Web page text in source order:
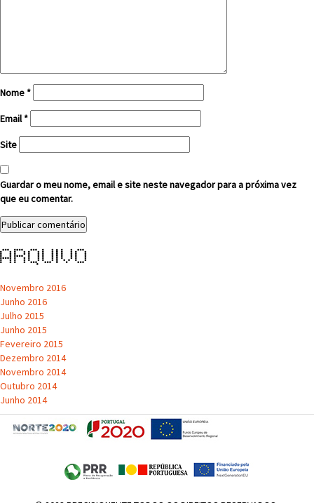
Nome*
Email*
Site
Guardar o meu nome, email e site neste navegador para a próxima vez
que eu comentar.
Arquivo
Novembro 2016
Junho 2016
Julho 2015
Junho 2015
Fevereiro 2015
Dezembro 2014
Novembro 2014
Outubro 2014
Junho 2014